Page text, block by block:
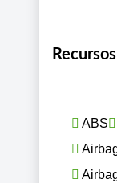
ABS